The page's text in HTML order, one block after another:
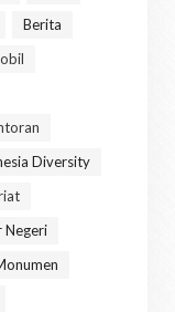
Berita
Diversity
Negeri